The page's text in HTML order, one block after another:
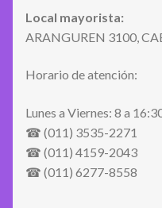
Local mayorista:
ARANGUREN 3100,
Horario de atención:
Lunes a Viernes: 8 a
☎ (011) 3535-2271
☎ (011) 4159-2043
☎ (011) 6277-8558